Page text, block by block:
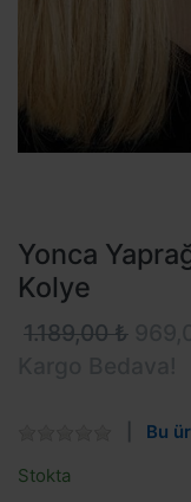
Yonca
Kolye
1.189,00 ₺
Bu
Stokta